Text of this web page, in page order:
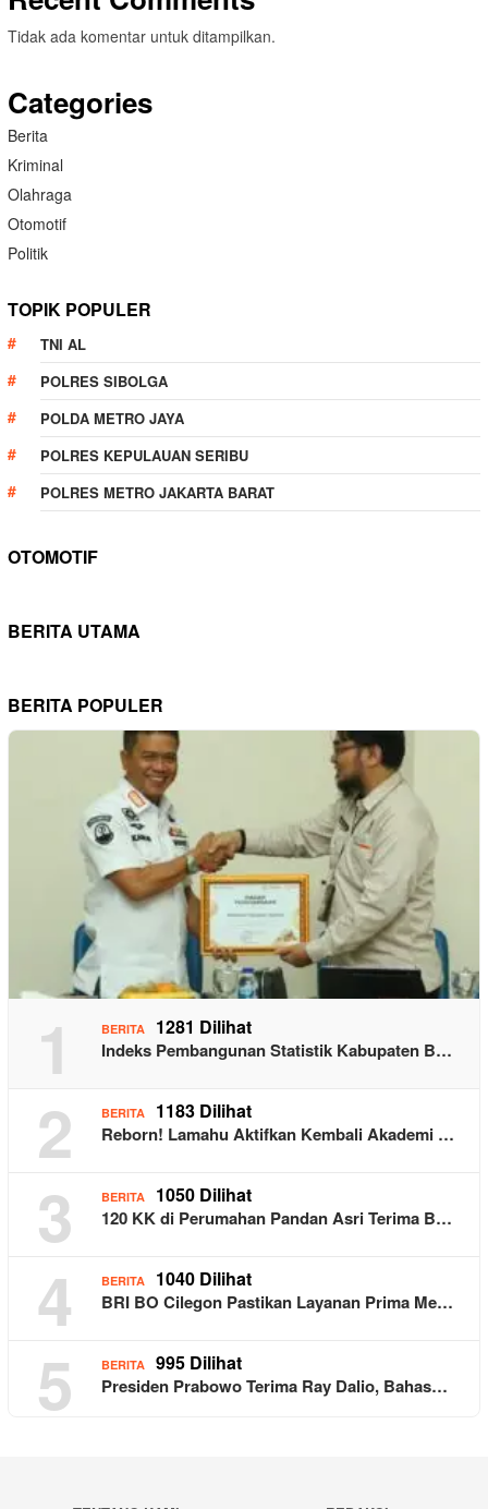
Tidak ada komentar untuk ditampilkan.
Categories
Berita
Kriminal
Olahraga
Otomotif
Politik
TOPIK POPULER
TNI AL
POLRES SIBOLGA
POLDA METRO JAYA
POLRES KEPULAUAN SERIBU
POLRES METRO JAKARTA BARAT
OTOMOTIF
BERITA UTAMA
BERITA POPULER
1 BERITA 1281 Dilihat
Indeks Pembangunan Statistik Kabupaten B…
2 BERITA 1183 Dilihat
Reborn! Lamahu Aktifkan Kembali Akademi …
3 BERITA 1050 Dilihat
120 KK di Perumahan Pandan Asri Terima B…
4 BERITA 1040 Dilihat
BRI BO Cilegon Pastikan Layanan Prima Me…
5 BERITA 995 Dilihat
Presiden Prabowo Terima Ray Dalio, Bahas…